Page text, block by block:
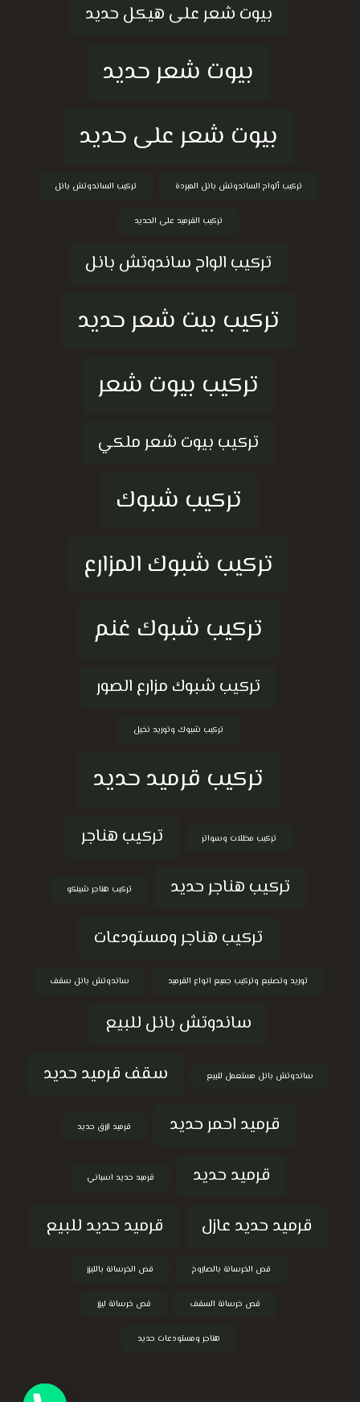
بيوت شعر على هيكل حديد
بيوت شعر حديد
بيوت شعر على حديد
تركيب ألواح الساندوتش بانل المبردة تركيب الساندوتش بانل
تركيب القرميد على الحديد
تركيب الواح ساندوتش بانل
تركيب بيت شعر حديد
تركيب بيوت شعر
تركيب بيوت شعر ملكي
تركيب شبوك
تركيب شبوك المزارع
تركيب شبوك غنم
تركيب شبوك مزارع الصور
تركيب شبوك وتوريد نخيل
تركيب قرميد حديد
تركيب مظلات وسواتر
تركيب هناجر
تركيب هناجر حديد
تركيب هناجر شينكو
تركيب هناجر ومستودعات
توريد وتصنيع وتركيب جميع انواع القرميد ساندوتش بانل سقف
ساندوتش بانل للبيع
ساندوتش بانل مستعمل للبيع
سقف قرميد حديد
قرميد احمر حديد
قرميد ازرق حديد
قرميد حديد قرميد حديد اسباني
قرميد حديد عازل قرميد حديد للبيع
قص الخرسانة بالصاروخ قص الخرسانة بالليزر
قص خرسانة السقف قص خرسانة ليزر
هناجر ومستودعات حديد